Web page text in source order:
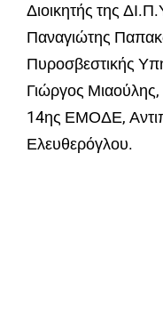
Διοικητής της
Παναγιώτης
Πυροσβεστικής
Γιώργος Μιαούλης,
14ης ΕΜΟΔΕ,
Ελευθερόγλου.